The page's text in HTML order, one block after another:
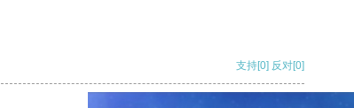
支持[0] 反对[0]